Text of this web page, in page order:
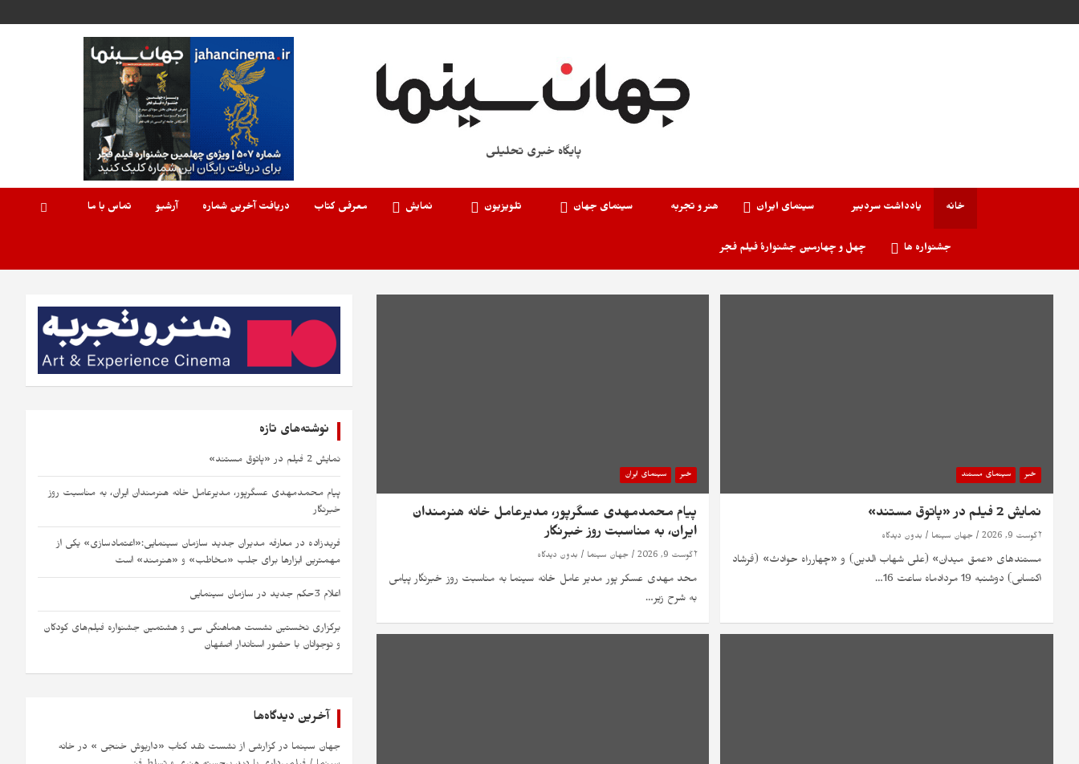
پایگاه خبری تحلیلی
خانه یادداشت سردبیر سینمای ایران هنر و تجربه سینمای جهان تلویزیون نمایش معرفی کتاب دریافت آخرین شماره آرشیو تماس با ما
جشنواره ها چهل و چهارمین جشنوارۀ فیلم فجر
خبر سینمای مستند
نمایش 2 فیلم در «پاتوق مستند»
آگوست 9, 2026 جهان سینما بدون دیدگاه
مستندهای «عمق میدان» (علی شهاب الدین) و «چهارراه حوادث» (فرشاد
اکتسابی) دوشنبه 19 مردادماه ساعت 16…
خبر سینمای ایران
پیام محمدمهدی عسگرپور، مدیرعامل خانه‌ هنرمندان
ایران، به مناسبت روز خبرنگار
آگوست 9, 2026 جهان سینما بدون دیدگاه
محد مهدی عسکر پور مدیر عامل خانه سینما به مناسبت روز خبرنگار پیامی
به شرح زیر…
نوشته‌های تازه
نمایش 2 فیلم در «پاتوق مستند»
پیام محمدمهدی عسگرپور، مدیرعامل خانه‌ هنرمندان ایران، به مناسبت روز
خبرنگار
فریدزاده در معارفه مدیران جدید سازمان سینمایی:«اعتمادسازی» یکی از
مهمترین ابزارها برای جلب «مخاطب» و «هنرمند» است​ ​
اعلام 3حکم جدید در سازمان سینمایی
برگزاری نخستین نشست هماهنگی سی‌ و هشتمین جشنواره فیلم‌های کودکان
و نوجوانان با حضور استاندار اصفهان
آخرین دیدگاه‌ها
جهان سینما در گزارشی از نشست نقد کتاب «داریوش خنجی » در خانه